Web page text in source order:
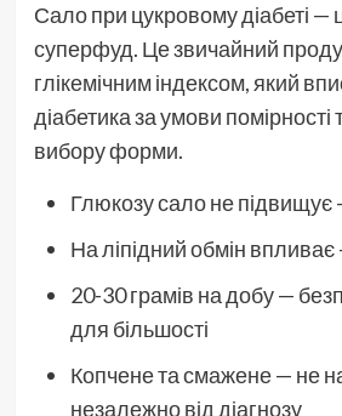
Сало при цукровому діабеті —
суперфуд. Це звичайний
глікемічним індексом, який
діабетика за умови
вибору форми.
Глюкозу сало не підвищує
На ліпідний обмін впливає
20-30 грамів на добу —
для більшості
Копчене та смажене — не
незалежно від діагнозу